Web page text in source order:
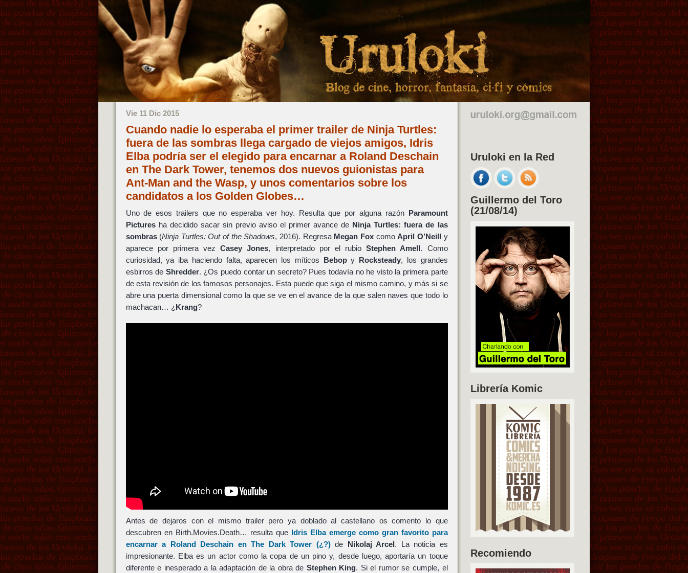
Vie 11 Dic 2015
Cuando nadie lo esperaba el primer trailer de Ninja Turtles:
fuera de las sombras llega cargado de viejos amigos, Idris
Elba podría ser el elegido para encarnar a Roland Deschain
en The Dark Tower, tenemos dos nuevos guionistas para
Ant-Man and the Wasp, y unos comentarios sobre los
candidatos a los Golden Globes…
Uno de esos trailers que no esperaba ver hoy. Resulta que por alguna razón Paramount
Picturesha decidido sacar sin previo aviso el primer avance de Ninja Turtles: fuera de las
sombras(Ninja Turtles: Out of the Shadows, 2016). Regresa Megan Fox comoApril O’Neill y
aparece por primera vezCasey Jones, interpretado por el rubioStephen Amell. Como
curiosidad, ya iba haciendo falta, aparecen los míticos Bebopy Rocksteady, los grandes
esbirros de Shredder. ¿Os puedo contar un secreto? Pues todavía no he visto la primera parte
de esta revisión de los famosos personajes. Esta puede que siga el mismo camino, y más si se
abre una puerta dimensional como la que se ve en el avance de la que salen naves que todo lo
machacan… ¿ Krang?
Antes de dejaros con el mismo trailer pero ya doblado al castellano os comento lo que
descubren en Birth.Movies.Death… resulta que Idris Elbaemerge como gran favorito para
encarnar a Roland Deschain enThe Dark Tower (¿?)de Nikolaj Arcel. La noticia es
impresionante. Elba es un actor como la copa de un pino y, desde luego, aportaría un toque
diferente e inesperado a la adaptación de la obra de Stephen King. Si el rumor se cumple, el
Uruloki en la Red
Guillermo del Toro
(21/08/14)
Librería Komic
Recomiendo